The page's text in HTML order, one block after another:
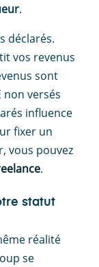
.
déclarés.
vos revenus
sont
non versés
influence
fixer un
vous pouvez
.
statut
réalité
se